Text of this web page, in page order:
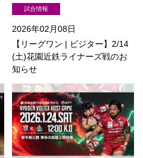
試合情報
2026年02月08日
【リーグワン | ビジター】2/14
(土)花園近鉄ライナーズ戦のお
知らせ